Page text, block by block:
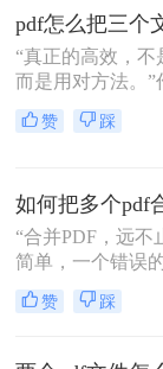
介绍两种简单而
个PDF文件。
“真正的高效，不
而是用对方法。”
办公软件测评多
在后台收到类似
一个PDF文件里
赞 踩
“合并PDF，远不
简单，一个错误
让你精心排版的
非。”——这是从
赞 踩